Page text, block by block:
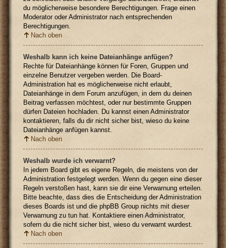
du möglicherweise besondere Berechtigungen. Frage einen
Moderator oder Administrator nach entsprechenden
Berechtigungen.
Nach oben
Weshalb kann ich keine Dateianhänge anfügen?
Rechte für Dateianhänge können für Foren, Gruppen und
einzelne Benutzer vergeben werden. Die Board-
Administration hat es möglicherweise nicht erlaubt,
Dateianhänge in dem Forum anzufügen, in dem du deinen
Beitrag verfassen möchtest, oder nur bestimmte Gruppen
dürfen Dateien hochladen. Du kannst einen Administrator
kontaktieren, falls du dir nicht sicher bist, wieso du keine
Dateianhänge anfügen kannst.
Nach oben
Weshalb wurde ich verwarnt?
In jedem Board gibt es eigene Regeln, die meistens von der
Administration festgelegt werden. Wenn du gegen eine dieser
Regeln verstoßen hast, kann sie dir eine Verwarnung erteilen.
Bitte beachte, dass dies die Entscheidung der Administration
dieses Boards ist und die phpBB Group nichts mit dieser
Verwarnung zu tun hat. Kontaktiere einen Administrator,
sofern du die nicht sicher bist, wieso du verwarnt wurdest.
Nach oben